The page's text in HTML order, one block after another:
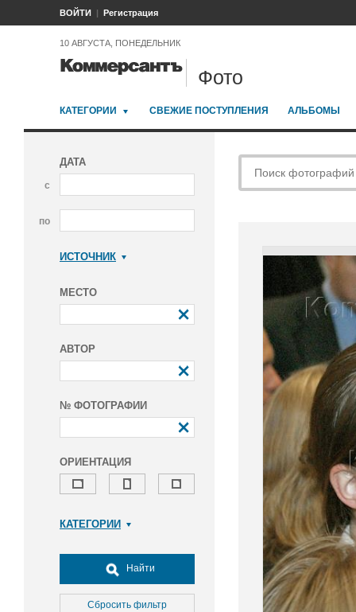
ВОЙТИ Регистрация
10 АВГУСТА, ПОНЕДЕЛЬНИК
Фото
КАТЕГОРИИ СВЕЖИЕ ПОСТУПЛЕНИЯ АЛЬБОМЫ
ДАТА
с
по
ИСТОЧНИК
МЕСТО
АВТОР
№ ФОТОГРАФИИ
ОРИЕНТАЦИЯ
КАТЕГОРИИ
Досуг, туризм и отдых
Культура
Медицина
Найти
Сбросить фильтр